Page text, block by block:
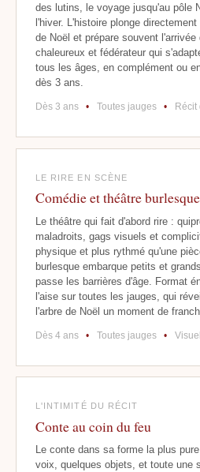
des lutins, le voyage jusqu'au pôle
l'hiver. L'histoire plonge
de Noël et prépare souvent
chaleureux et fédérateur qui
tous les âges, en complément ou
dès 3 ans.
Dès 3 ans • Toutes jauges • Récit
LE RIRE EN SCÈNE
Comédie et théâtre burlesque
Le théâtre qui fait d'abord rire :
maladroits, gags visuels et
physique et plus rythmé qu'une
burlesque embarque petits et
passe les barrières d'âge. Format
l'aise sur toutes les jauges, qui
l'arbre de Noël un moment de
Dès 4 ans • Toutes jauges •
L'INTIMITÉ DU RÉCIT
Conte au coin du feu
Le conte dans sa forme la plus
voix, quelques objets, et toute une